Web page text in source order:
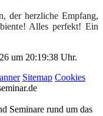
der herzliche Empfang,
Alles perfekt! Ein
um 20:19:38 Uhr.
Sitemap Cookies
Seminare rund um das